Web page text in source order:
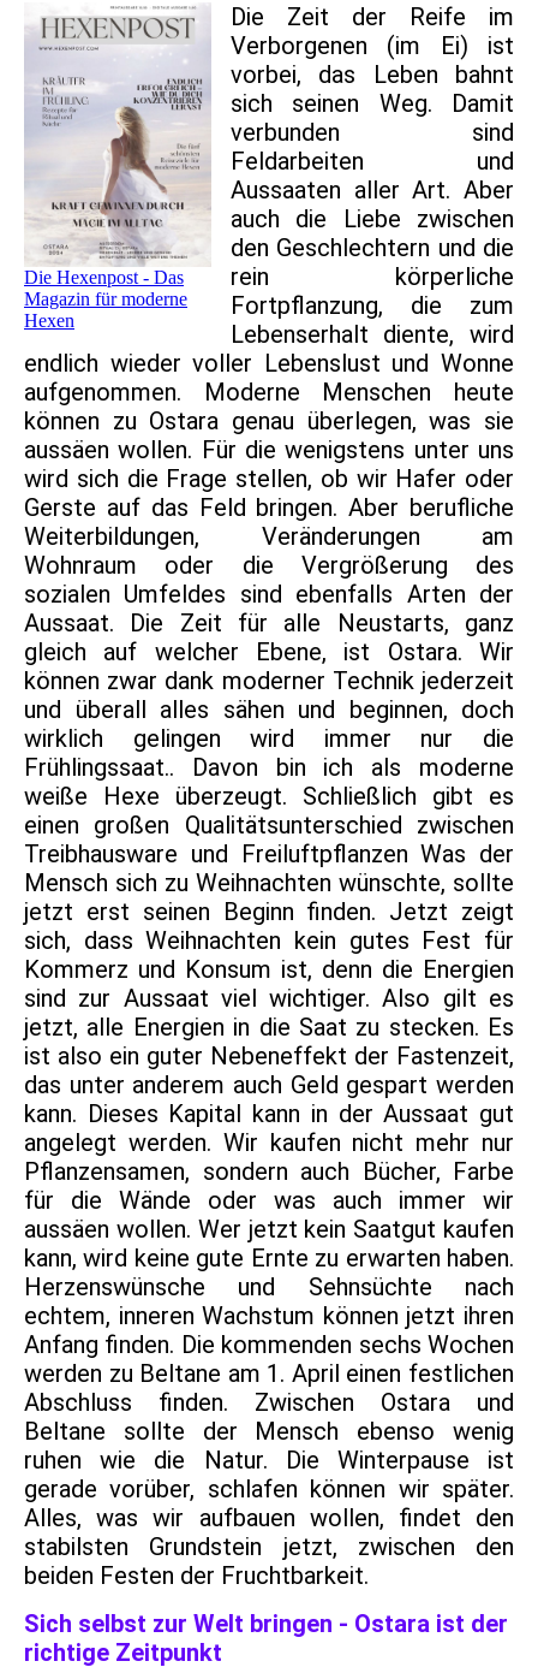
Die Hexenpost - Das
Magazin für moderne
Hexen
Die Zeit der Reife im
Verborgenen (im Ei) ist
vorbei, das Leben bahnt
sich seinen Weg. Damit
verbunden sind
Feldarbeiten und
Aussaaten aller Art. Aber
auch die Liebe zwischen
den Geschlechtern und die
rein körperliche
Fortpflanzung, die zum
Lebenserhalt diente, wird
endlich wieder voller Lebenslust und Wonne
aufgenommen. Moderne Menschen heute
können zu Ostara genau überlegen, was sie
aussäen wollen. Für die wenigstens unter uns
wird sich die Frage stellen, ob wir Hafer oder
Gerste auf das Feld bringen. Aber berufliche
Weiterbildungen, Veränderungen am
Wohnraum oder die Vergrößerung des
sozialen Umfeldes sind ebenfalls Arten der
Aussaat. Die Zeit für alle Neustarts, ganz
gleich auf welcher Ebene, ist Ostara. Wir
können zwar dank moderner Technik jederzeit
und überall alles sähen und beginnen, doch
wirklich gelingen wird immer nur die
Frühlingssaat.. Davon bin ich als moderne
weiße Hexe überzeugt. Schließlich gibt es
einen großen Qualitätsunterschied zwischen
Treibhausware und Freiluftpflanzen Was der
Mensch sich zu Weihnachten wünschte, sollte
jetzt erst seinen Beginn finden. Jetzt zeigt
sich, dass Weihnachten kein gutes Fest für
Kommerz und Konsum ist, denn die Energien
sind zur Aussaat viel wichtiger. Also gilt es
jetzt, alle Energien in die Saat zu stecken. Es
ist also ein guter Nebeneffekt der Fastenzeit,
das unter anderem auch Geld gespart werden
kann. Dieses Kapital kann in der Aussaat gut
angelegt werden. Wir kaufen nicht mehr nur
Pflanzensamen, sondern auch Bücher, Farbe
für die Wände oder was auch immer wir
aussäen wollen. Wer jetzt kein Saatgut kaufen
kann, wird keine gute Ernte zu erwarten haben.
Herzenswünsche und Sehnsüchte nach
echtem, inneren Wachstum können jetzt ihren
Anfang finden. Die kommenden sechs Wochen
werden zu Beltane am 1. April einen festlichen
Abschluss finden. Zwischen Ostara und
Beltane sollte der Mensch ebenso wenig
ruhen wie die Natur. Die Winterpause ist
gerade vorüber, schlafen können wir später.
Alles, was wir aufbauen wollen, findet den
stabilsten Grundstein jetzt, zwischen den
beiden Festen der Fruchtbarkeit.
Sich selbst zur Welt bringen - Ostara ist der
richtige Zeitpunkt